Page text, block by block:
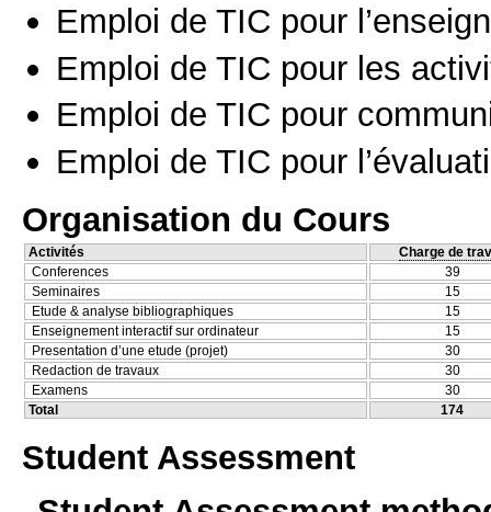
Emploi de TIC pour
Emploi de TIC pour les
Emploi de TIC pour
Emploi de TIC pour
Organisation du Cours
Activités
Charge de
Conferences
39
Seminaires
15
Etude & analyse bibliographiques
15
Enseignement interactif sur ordinateur
15
Presentation d’une etude (projet)
30
Redaction de travaux
30
Examens
30
Total
174
Student Assessment